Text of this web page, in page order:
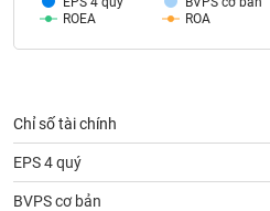
ROEA
ROA
Chỉ số tài chính
EPS 4 quý
BVPS cơ bản